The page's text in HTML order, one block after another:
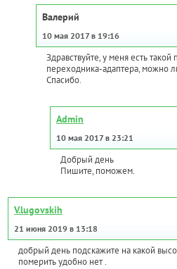
Валерий
10 мая 2017 в 19:16
Здравствуйте, у меня есть
переходника-адаптера, можно
Спасибо.
Admin
10 мая 2017 в 23:21
Добрый день
Пишите, поможем.
V.lugovskih
21 июня 2019 в 13:18
добрый день подскажите на какой
померить удобно нет .